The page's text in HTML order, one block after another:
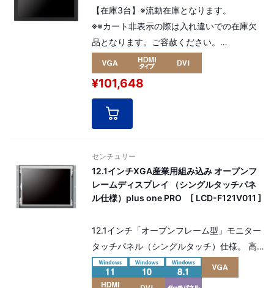
【在庫3台】※流動在庫となります。
※※カート非表示の際は入れ違いでの在庫欠
品となります。ご容赦ください。
高寿命液晶パネルを採用した産業用組み込み
モデルの15インチplus onePRO。 解像度：
XGA 1024 x 768pixel（4:3）。
[ パネル番号：13750 ]
¥101,648
センチュリー
12.1インチXGA産業用組み込み オープンフ
レームディスプレイ （シングルタッチパネ
ル仕様）plus one PRO [ LCD-F121V011 ]
12.1インチ「オープンフレーム型」モニター
タッチパネル（シングルタッチ）仕様。 高
寿命液晶パネルを採用した産業用組み込みモ
デル。 解像度：XGA 1024×768pixel